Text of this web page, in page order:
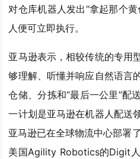
对仓库机器人发出“拿起那个
人便可立即执行。
亚马逊表示，相较传统的专用
够理解、听懂并响应自然语言
仓储、分拣和“最后一公里”配
一计划是亚马逊在机器人配送
亚马逊已在全球物流中心部署
美国Agility Robotics的Digit